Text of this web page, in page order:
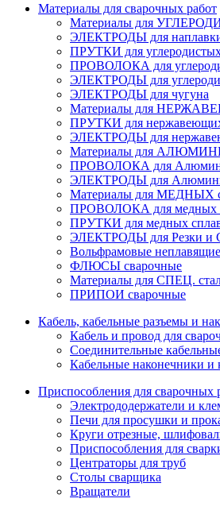
Материалы для сварочных работ
Материалы для
ЭЛЕКТРОДЫ для
ПРУТКИ для углеродистых
ПРОВОЛОКА для
ЭЛЕКТРОДЫ для
ЭЛЕКТРОДЫ для чугуна
Материалы для
ПРУТКИ для нержавеющих
ЭЛЕКТРОДЫ для
Материалы для
ПРОВОЛОКА для
ЭЛЕКТРОДЫ для
Материалы для МЕДНЫХ
ПРОВОЛОКА для медных
ПРУТКИ для медных
ЭЛЕКТРОДЫ для Резки и
Вольфрамовые
ФЛЮСЫ сварочные
Материалы для СПЕЦ.
ПРИПОИ сварочные
Кабель, кабельные разъемы и
Кабель и провод для
Соединительные
Кабельные наконечники и
Приспособления для сварочных
Электрододержатели и
Печи для просушки и
Круги отрезные,
Приспособления для
Центраторы для труб
Столы сварщика
Вращатели